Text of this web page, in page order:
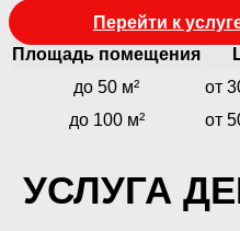
Перейти к
Площадь помещения
до 50 м²
от
до 100 м²
от
УСЛУГА